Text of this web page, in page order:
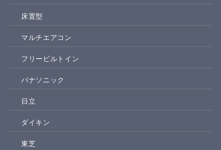
床置型
マルチエアコン
フリービルトイン
パナソニック
日立
ダイキン
東芝